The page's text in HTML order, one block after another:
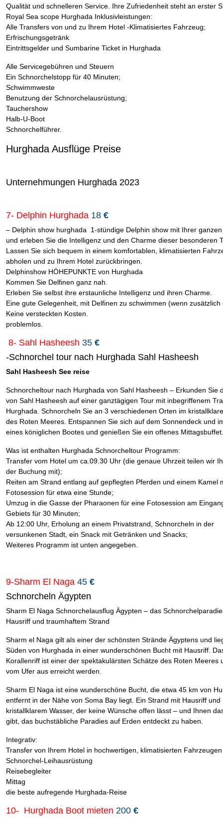
Qualität und schnelleren Service. Ihre Zufriedenheit steht an erster
Royal Sea scope Hurghada Inklusivleistungen:
Alle Transfers von und zu Ihrem Hotel -Klimatisiertes Fahrzeug;
Erfrischungsgetränk
Eintrittsgelder und Sumbarine Ticket in Hurghada
Alle Servicegebühren und Steuern
Ein Schnorchelstopp für 40 Minuten;
Schwimmweste
Benutzung der Schnorchelausrüstung;
Tauchershow
Halb-U-Boot
Schnorchelführer.
Hurghada Ausflüge Preise
Unternehmungen Hurghada 2023
7- Delphin Hurghada 18 €
– Delphin show hurghada 1-stündige Delphin show mit Ihrer
und erleben Sie die Intelligenz und den Charme dieser besonderen
Lassen Sie sich bequem in einem komfortablen, klimatisierten
abholen und zu Ihrem Hotel zurückbringen.
Delphinshow HÖHEPUNKTE von Hurghada
Kommen Sie Delfinen ganz nah.
Erleben Sie selbst ihre erstaunliche Intelligenz und ihren Charme.
Eine gute Gelegenheit, mit Delfinen zu schwimmen (wenn zusätzlich
Keine versteckten Kosten.
problemlos.
8- Sahl Hasheesh 35 €
-Schnorchel tour nach Hurghada Sahl Hasheesh
Sahl Hasheesh See reise
Schnorcheltour nach Hurghada von Sahl Hasheesh – Erkunden Sie
von Sahl Hasheesh auf einer ganztägigen Tour mit inbegriffenem
Hurghada. Schnorcheln Sie an 3 verschiedenen Orten im
des Roten Meeres. Entspannen Sie sich auf dem Sonnendeck und
eines königlichen Bootes und genießen Sie ein offenes Mittagsbuffet.
Was ist enthalten Hurghada Schnorcheltour Programm:
Transfer vom Hotel um ca.09.30 Uhr (die genaue Uhrzeit teilen wir
der Buchung mit);
Reiten am Strand entlang auf gepflegten Pferden und einem Kamel
Fotosession für etwa eine Stunde;
Umzug in die Gasse der Pharaonen für eine Fotosession am
Gebiets für 30 Minuten;
Ab 12:00 Uhr, Erholung an einem Privatstrand, Schnorcheln in der
versunkenen Stadt, ein Snack mit Getränken und Snacks;
Weiteres Programm ist unten angegeben.
9-Sharm El Naga 45 €
Schnorcheln Ägypten
Sharm El Naga Schnorchelausflug Ägypten – das
Hausriff und traumhaftem Strand
Sharm el Naga gilt als einer der schönsten Strände Ägyptens und
Süden von Hurghada in einer wunderschönen Bucht mit Hausriff.
Korallenriff ist einer der spektakulärsten Schätze des Roten Meeres
vom Ufer aus erreicht werden.
Sharm El Naga ist eine wunderschöne Bucht, die etwa 45 km von
entfernt in der Nähe von Soma Bay liegt. Ein Strand mit Hausriff und
kristallklarem Wasser, der keine Wünsche offen lässt – und Ihnen
gibt, das buchstäbliche Paradies auf Erden entdeckt zu haben.
Integrativ:
Transfer von Ihrem Hotel in hochwertigen, klimatisierten Fahrzeugen
Schnorchel-Leihausrüstung
Reisebegleiter
Mittag
die beste aufregende Hurghada-Reise
10- Hurghada Boot mieten 200 €